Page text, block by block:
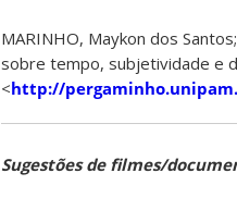
MARINHO, Maykon dos
sobre tempo, subjetividade e
<http://
Sugestões de filmes/